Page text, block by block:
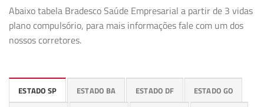
Abaixo tabela Bradesco Saúde Empresarial a partir de 3 vidas
plano compulsório, para mais informações fale com um dos
nossos corretores.
ESTADO SP ESTADO BA ESTADO DF ESTADO GO